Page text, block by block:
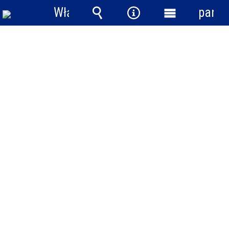
Włącz
powiadomienia
Wyszukiwarka
Narzędzia
Menu
panel